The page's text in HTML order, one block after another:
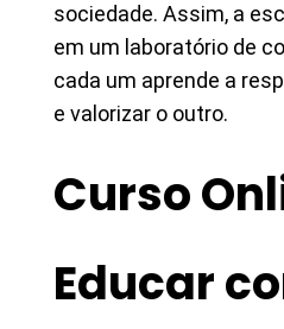
sociedade. Assim, a
em um laboratório de
cada um aprende a
e valorizar o outro.
Curso
Educar